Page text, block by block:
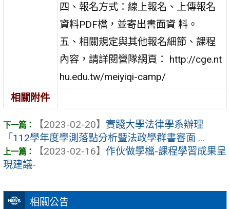
相關公告
四、報名方式：線上報名、上傳報名
資料PDF檔，並寄出書面資 料。
五、相關規定與其他報名細節、課程
內容，請詳閱營隊網頁： http://cge.nt
hu.edu.tw/meiyiqi-camp/
相關附件
【2023-02-20】 實踐大學法律學系辦理
「112學年度學測落點分析暨法政學群書審面 ...
【2023-02-16】 作伙做學檔-課程學習成果呈
現建議-